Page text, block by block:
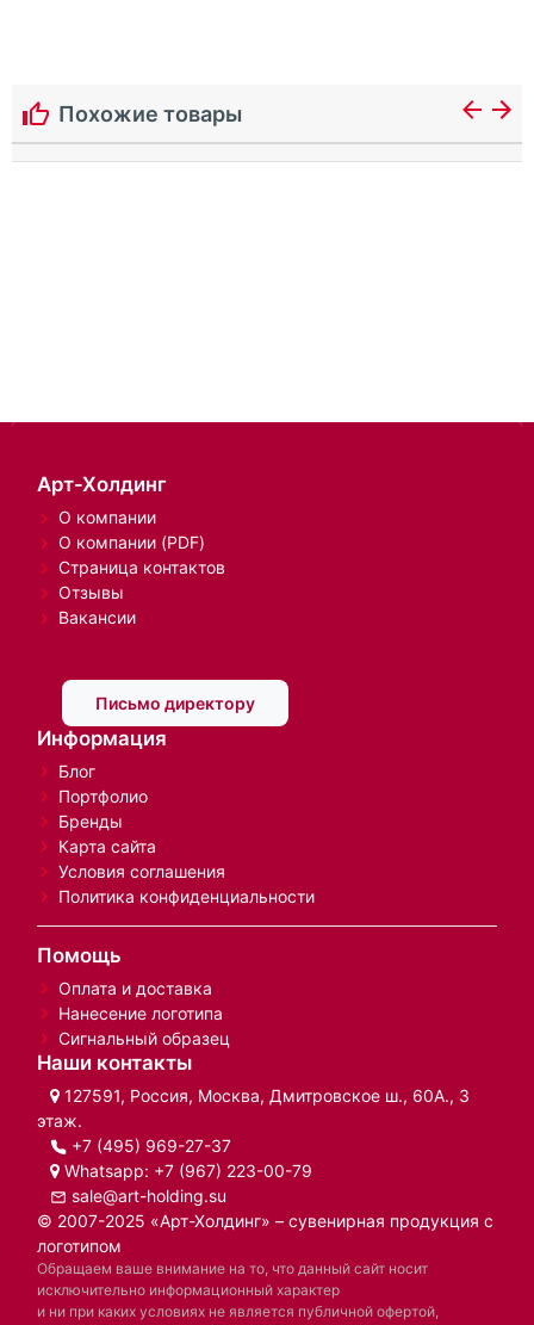
Похожие товары
Арт-Холдинг
О компании
О компании (PDF)
Страница контактов
Отзывы
Вакансии
Письмо директору
Информация
Блог
Портфолио
Бренды
Карта сайта
Условия соглашения
Политика конфиденциальности
Помощь
Оплата и доставка
Нанесение логотипа
Сигнальный образец
Наши контакты
127591, Россия, Москва, Дмитровское ш., 60А., 3
этаж.
+7 (495) 969-27-37
Whatsapp: +7 (967) 223-00-79
sale@art-holding.su
© 2007-2025 «Арт-Холдинг» – сувенирная продукция с
логотипом
Обращаем ваше внимание на то, что данный сайт носит
исключительно информационный характер
и ни при каких условиях не является публичной офертой,